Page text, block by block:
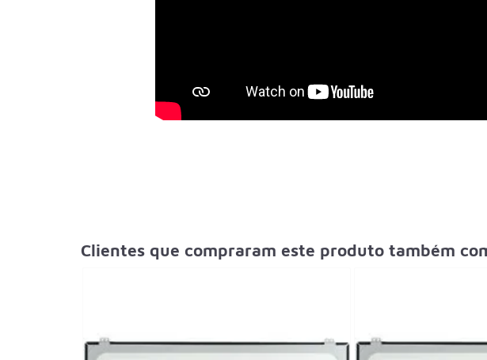
Clientes que compraram este produto também